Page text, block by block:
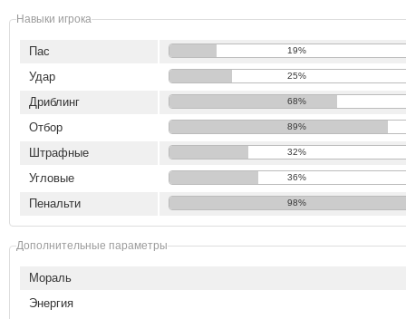
Навыки игрока
Пас 19%
Удар 25%
Дриблинг 68%
Отбор 89%
Штрафные 32%
Угловые 36%
Пенальти 98%
Дополнительные параметры
Мораль
Энергия